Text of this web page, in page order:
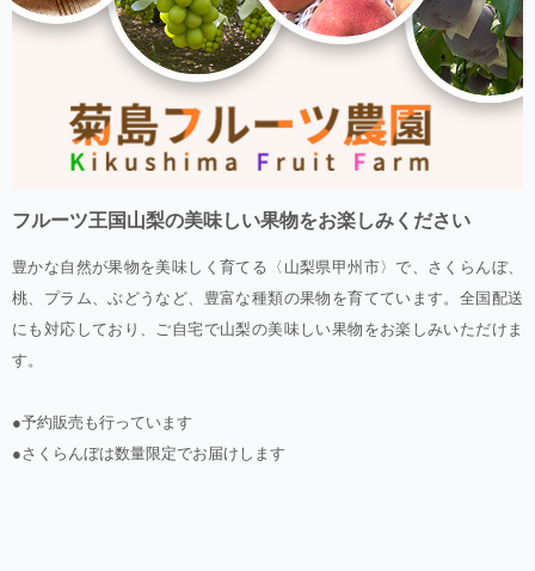
フルーツ王国山梨の美味しい果物をお楽しみください
豊かな自然が果物を美味しく育てる〈山梨県甲州市〉で、さくらんぼ、
桃、プラム、ぶどうなど、豊富な種類の果物を育てています。全国配送
にも対応しており、ご自宅で山梨の美味しい果物をお楽しみいただけま
す。
●予約販売も行っています
●さくらんぼは数量限定でお届けします